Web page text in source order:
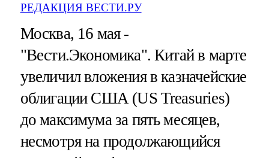
РЕДАКЦИЯ ВЕСТИ.РУ
Москва, 16 мая -
"Вести.Экономика".Китай в марте
увеличил вложения в казначейские
облигации США (US Treasuries)
до максимума за пять месяцев,
несмотря на продолжающийся